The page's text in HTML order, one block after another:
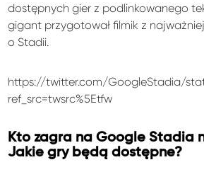
dostępnych gier z podlinkowanego
gigant przygotował filmik z
o Stadii.
https://twitter.com/GoogleStadia/
ref_src=twsrc%5Etfw
Kto zagra na Google Stadia
Jakie gry będą dostępne?